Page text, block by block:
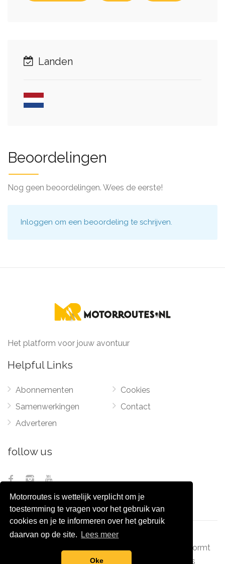
Motorroutes is wettelijk verplicht om je
toestemming te vragen voor het gebruik van
cookies en je te informeren over het gebruik
daarvan op de site.
Lees meer
Oke
Landen
Beoordelingen
Nog geen beoordelingen. Wees de eerste!
Inloggen om een beoordeling te schrijven.
Het platform voor jouw avontuur
Helpful Links
Abonnementen
Samenwerkingen
Adverteren
Cookies
Contact
follow us
vormt
grootverzet.nl Pixel Monsters